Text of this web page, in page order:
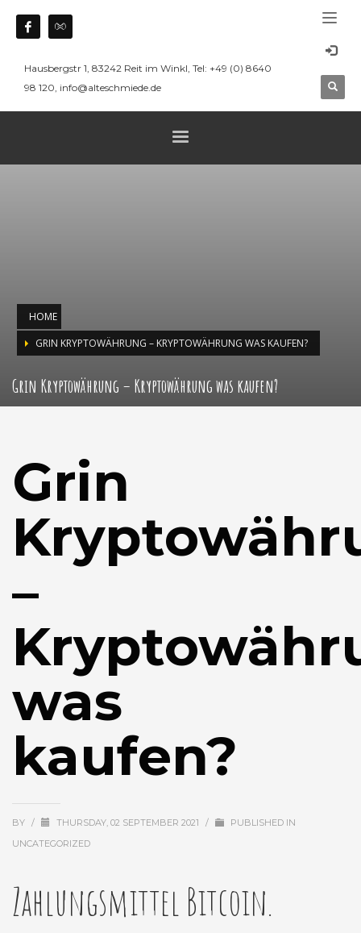
Hausbergstr 1, 83242 Reit im Winkl, Tel: +49 (0) 8640
98 120, info@alteschmiede.de
HOME
GRIN KRYPTOWÄHRUNG – KRYPTOWÄHRUNG WAS KAUFEN?
Grin Kryptowährung – Kryptowährung was kaufen?
Grin
–
was
kaufen?
BY / THURSDAY, 02 SEPTEMBER 2021 /
PUBLISHED IN
UNCATEGORIZED
Zahlungsmittel Bitcoin.